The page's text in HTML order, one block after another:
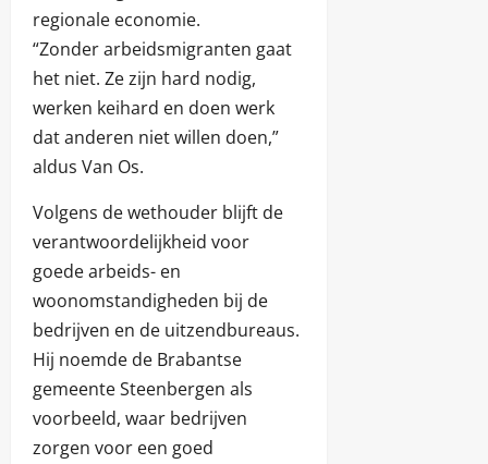
regionale economie.
“Zonder arbeidsmigranten gaat
het niet. Ze zijn hard nodig,
werken keihard en doen werk
dat anderen niet willen doen,”
aldus Van Os.
Volgens de wethouder blijft de
verantwoordelijkheid voor
goede arbeids- en
woonomstandigheden bij de
bedrijven en de uitzendbureaus.
Hij noemde de Brabantse
gemeente Steenbergen als
voorbeeld, waar bedrijven
zorgen voor een goed